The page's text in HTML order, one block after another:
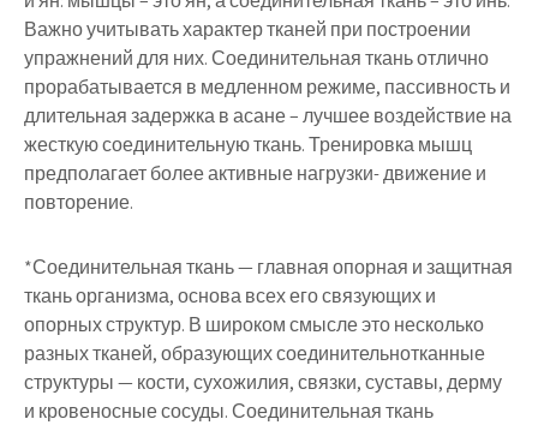
Важно учитывать характер тканей при построении
упражнений для них. Соединительная ткань отлично
прорабатывается в медленном режиме, пассивность и
длительная задержка в асане – лучшее воздействие на
жесткую соединительную ткань. Тренировка мышц
предполагает более активные нагрузки- движение и
повторение.
*Соединительная ткань — главная опорная и защитная
ткань организма, основа всех его связующих и
опорных структур. В широком смысле это несколько
разных тканей, образующих соединительнотканные
структуры — кости, сухожилия, связки, суставы, дерму
и кровеносные сосуды. Соединительная ткань